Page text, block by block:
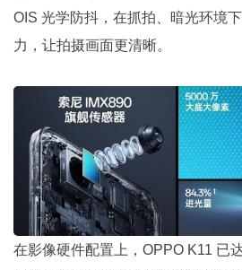
OIS 光学防抖，在抓拍、暗光环境
力，让拍摄画面更清晰。
在影像硬件配置上，OPPO K11 已